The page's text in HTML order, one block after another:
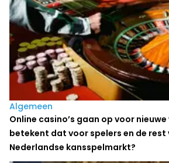
Algemeen
Online casino’s gaan op voor
betekent dat voor spelers en de rest
Nederlandse kansspelmarkt?